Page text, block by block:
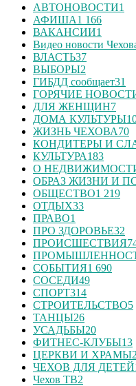
АВТОНОВОСТИ1
АФИША1 166
ВАКАНСИИ1
Видео новости
ВЛАСТЬ37
ВЫБОРЫ2
ГИБДД сообщает31
ГОРЯЧИЕ
ДЛЯ ЖЕНЩИН7
ДОМА КУЛЬТУРЫ
ЖИЗНЬ ЧЕХОВА70
КОНДИТЕРЫ И
КУЛЬТУРА183
О
ОБРАЗ ЖИЗНИ И
ОБЩЕСТВО1 219
ОТДЫХ33
ПРАВО1
ПРО ЗДОРОВЬЕ32
ПРОИСШЕСТВИЯ
СОБЫТИЯ1 690
СОСЕДИ49
СПОРТ314
СТРОИТЕЛЬСТВО5
ТАНЦЫ26
УСАДЬБЫ20
ФИТНЕС-КЛУБЫ13
ЦЕРКВИ И ХРАМЫ
ЧЕХОВ ДЛЯ ДЕТЕЙ
Чехов ТВ2